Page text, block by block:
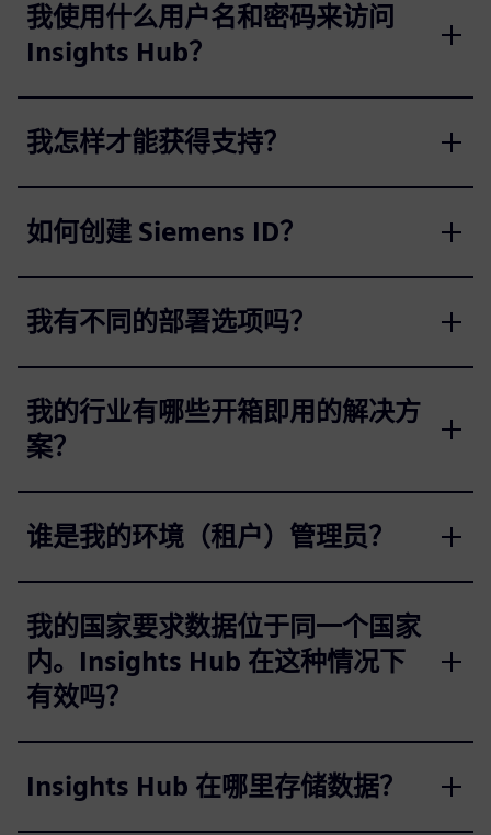
我使用什么用户名和密码来访问
Insights Hub？
我怎样才能获得支持？
如何创建 Siemens ID？
我有不同的部署选项吗？
我的行业有哪些开箱即用的解决方
案？
谁是我的环境（租户）管理员？
我的国家要求数据位于同一个国家
内。Insights Hub 在这种情况下
有效吗？
Insights Hub 在哪里存储数据？